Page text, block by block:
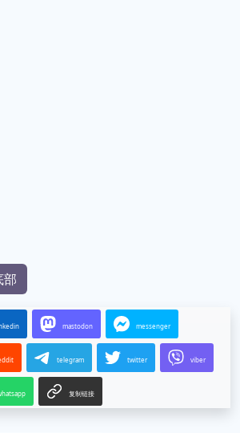
部
mastodon messenger
telegram twitter viber
复制链接